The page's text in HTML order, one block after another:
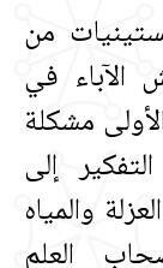
من
الآباء في
مشكلة
إلى
والمياه
العلم